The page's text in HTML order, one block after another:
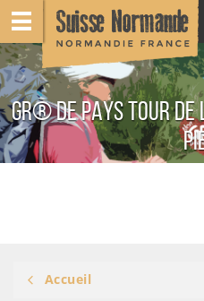
GR® DE PAYS TOUR DE
Accueil